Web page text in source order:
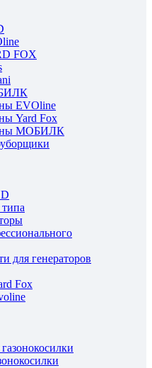
FOX
EVOline
Yard Fox
МОБИЛК
для генераторов
Fox